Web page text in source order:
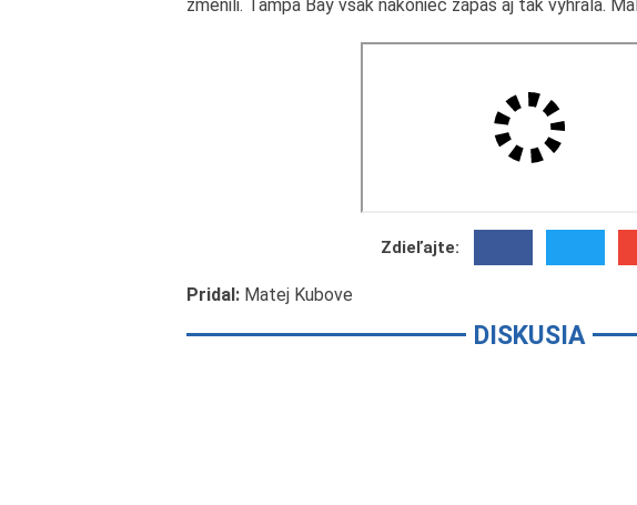
zmenili. Tampa Bay však nakoniec zápas aj tak vyhrala.
Zdieľajte:
Pridal: Matej Kubove
DISKUSIA